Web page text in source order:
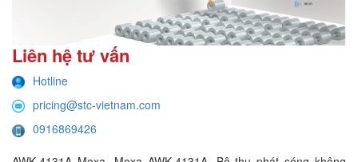
Liên hệ tư vấn
Hotline
pricing@stc-vietnam.com
0916869426